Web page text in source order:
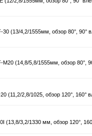
(13/4,2/1555мм, обзор 80°, 90°
(14,8/5,8/1555мм, обзор 80°,
(11,2/2,8/1025, обзор 120°, 160°
(13,8/3,2/1330 мм, обзор 120°,